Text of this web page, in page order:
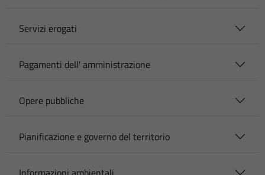
Servizi erogati
Pagamenti dell' amministrazione
Opere pubbliche
Pianificazione e governo del territorio